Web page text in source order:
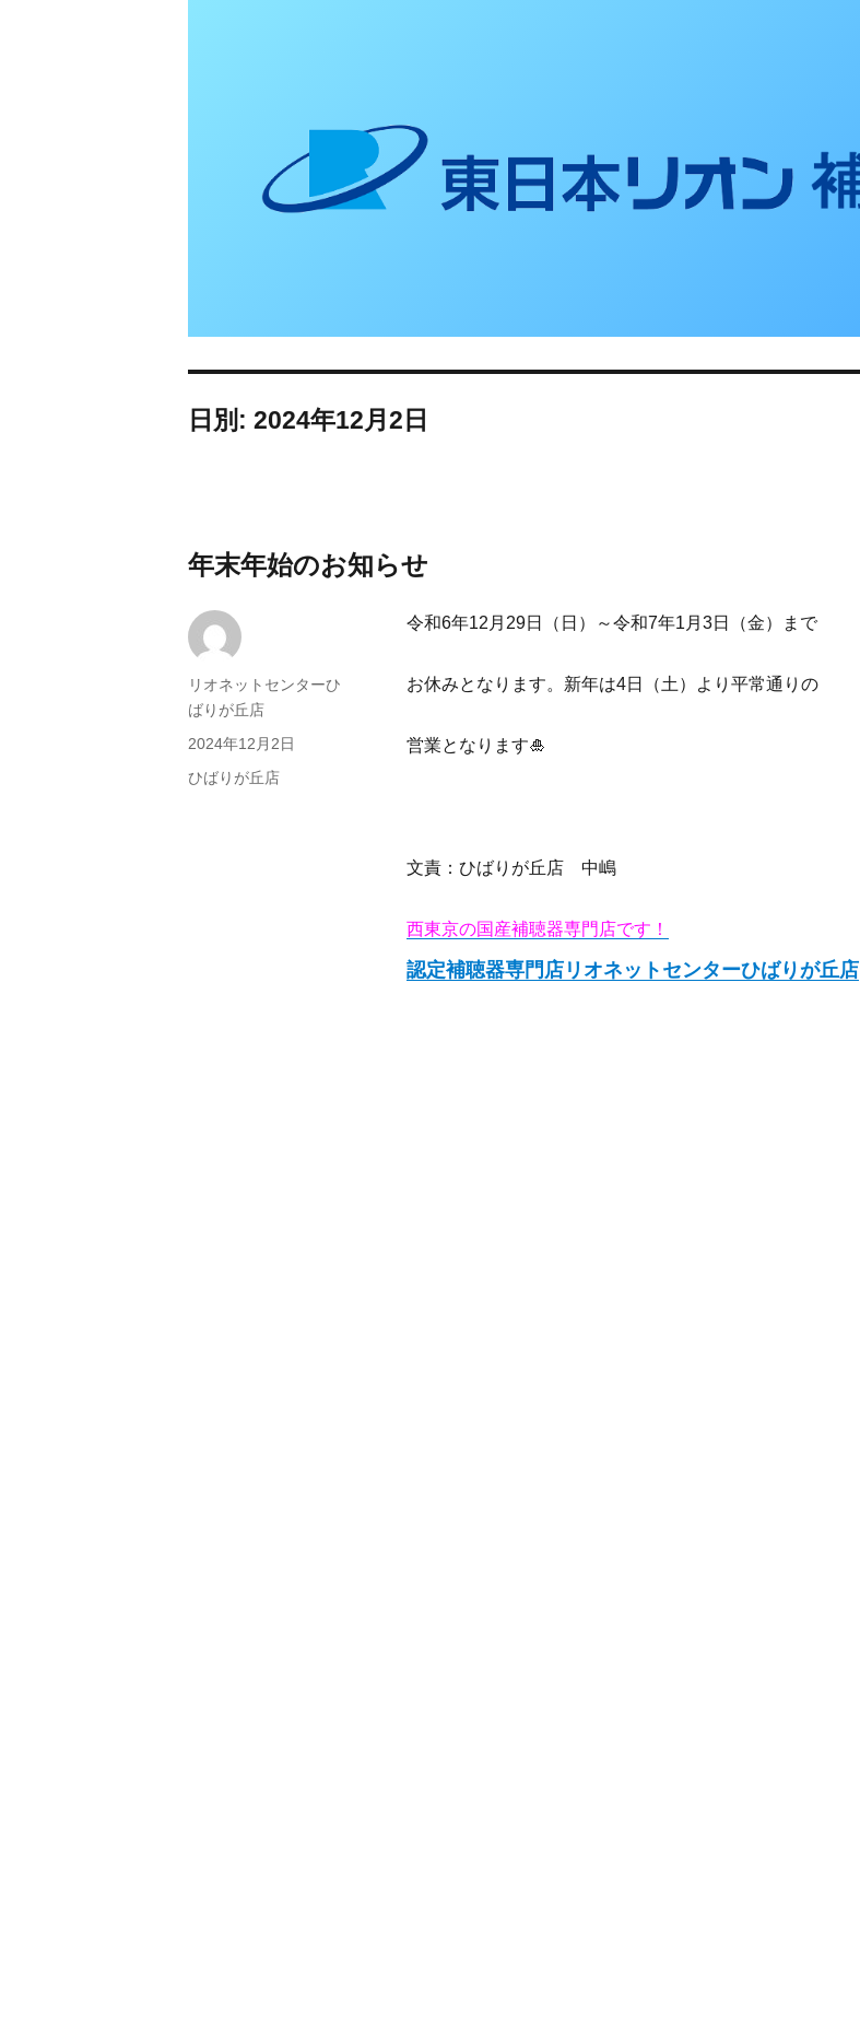
日別: 2024年12月2日
年末年始のお知らせ
令和6年12月29日（日）～令和7年1月3日（金）まで
お休みとなります。新年は4日（土）より平常通りの
営業となります🎍
文責：ひばりが丘店 中嶋
西東京の国産補聴器専門店です！
認定補聴器専門店リオネットセンターひばりが丘店
投
稿
者
リオネットセンターひ
ばりが丘店
投
稿
2024年12月2日
カ
ひばりが丘店